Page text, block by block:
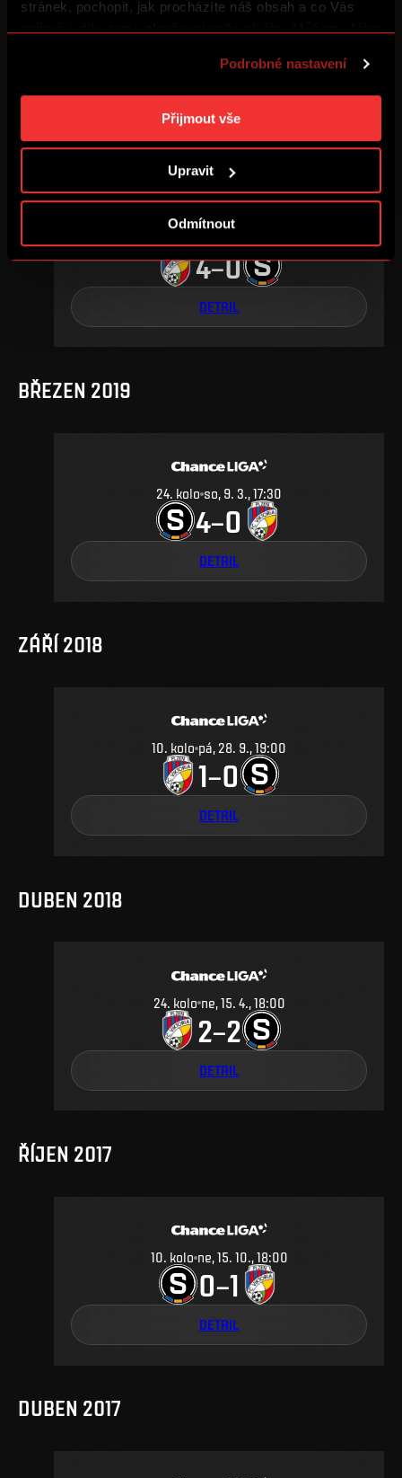
stránek, pochopit, jak procházíte náš obsah a co Vás
reklamu na základě Vašich preferencí. Jednotlivé
cookies a účely zpracování si můžete nastavit v
„Podrobném nastavení“. Nastavení cookies si můžete
kdykoliv změnit. Jak takovou úpravu provést a další
Podrobné nastavení
Přijmout vše
Upravit
Odmítnout
1–0
KVĚTEN 2019
4–0
DETAIL
BŘEZEN 2019
24. kolo so, 9. 3., 17:30
4–0
DETAIL
ZÁŘÍ 2018
10. kolo pá, 28. 9., 19:00
1–0
DETAIL
DUBEN 2018
24. kolo ne, 15. 4., 18:00
2–2
DETAIL
ŘÍJEN 2017
10. kolo ne, 15. 10., 18:00
0–1
DETAIL
DUBEN 2017